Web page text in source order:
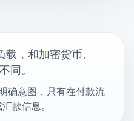
，和加密货币、
同。
确意图，只有在付款流
款信息。